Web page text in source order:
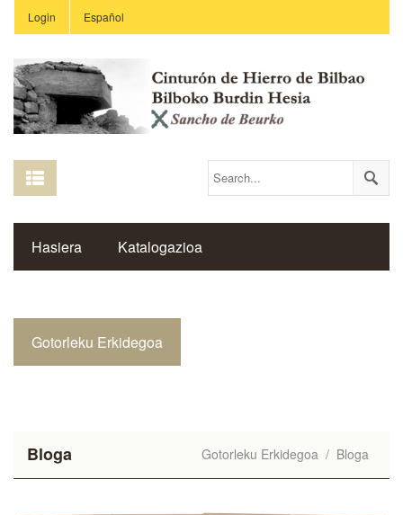
Login Español
Hasiera Katalogazioa
Gotorleku Erkidegoa
Bloga Gotorleku Erkidegoa / Bloga